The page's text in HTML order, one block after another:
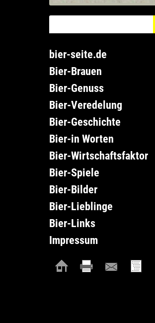
bier-seite.de
Bier-Brauen
Bier-Genuss
Bier-Veredelung
Bier-Geschichte
Bier-in Worten
Bier-Wirtschaftsfaktor
Bier-Spiele
Bier-Bilder
Bier-Lieblinge
Bier-Links
Impressum